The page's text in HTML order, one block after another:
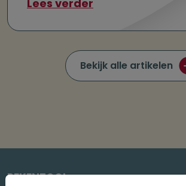
Lees verder
Bekijk alle artikelen
REKENTOOL